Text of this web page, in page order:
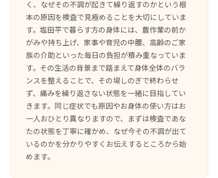
く、なぜその不調が起きて繰り返すのかという根
本の原因を検査で見極めることを大切にしていま
す。塩田平で暮らす方の身体には、農作業の前か
がみや持ち上げ、家事や育児の中腰、高齢のご家
族の介助といった毎日の負担が積み重なっていま
す。その生活の背景まで踏まえて身体全体のバラ
ンスを整えることで、その場しのぎで終わらせ
ず、痛みを繰り返さない状態を一緒に目指してい
きます。同じ症状でも原因やお身体の使い方はお
一人おひとり異なりますので、まずは検査であな
たの状態を丁寧に確かめ、なぜ今その不調が出て
いるのかを分かりやすくお伝えするところから始
めます。